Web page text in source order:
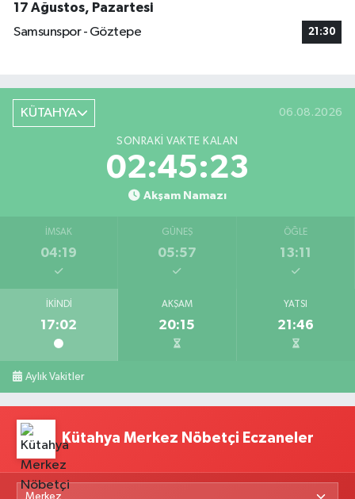
17 Ağustos, Pazartesi
Samsunspor - Göztepe
21:30
KÜTAHYA 06.08.2026
SONRAKI VAKTE KALAN
02:45:22
Akşam Namazı
İMSAK
04:19
GÜNEŞ
05:57
ÖĞLE
13:11
İKINDI
17:02
AKŞAM
20:15
YATSI
21:46
Aylık Vakitler
Kütahya Merkez Nöbetçi Eczaneler